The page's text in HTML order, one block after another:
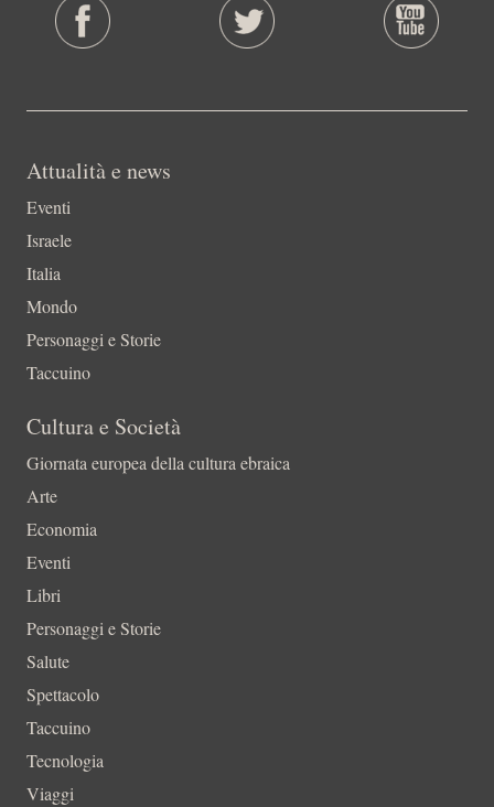
Attualità e news
Eventi
Israele
Italia
Mondo
Personaggi e Storie
Taccuino
Cultura e Società
Giornata europea della cultura ebraica
Arte
Economia
Eventi
Libri
Personaggi e Storie
Salute
Spettacolo
Taccuino
Tecnologia
Viaggi